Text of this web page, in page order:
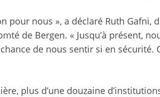
pour nous », a déclaré Ruth Gafni,
de Bergen. « Jusqu’à présent,
de nous sentir si en sécurité.
plus d’une douzaine